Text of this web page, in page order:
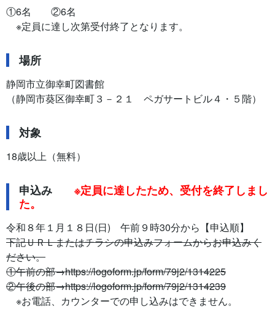
①6名 ②6名
※定員に達し次第受付終了となります。
場所
静岡市立御幸町図書館
（静岡市葵区御幸町３－２１ ペガサートビル４・５階）
対象
18歳以上（無料）
申込み ※定員に達したため、受付を終了しまし
た。
令和８年１月１８日(日) 午前９時30分から【申込順】
下記ＵＲＬまたはチラシの申込みフォームからお申込みく
ださい。
①午前の部→https://logoform.jp/form/79j2/1314225
②午後の部→https://logoform.jp/form/79j2/1314239
※お電話、カウンターでの申し込みはできません。